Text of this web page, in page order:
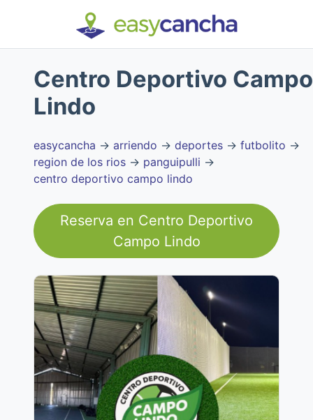
Centro Deportivo Campo
Lindo
easycancha → arriendo → deportes → futbolito →
region de los rios → panguipulli →
centro deportivo campo lindo
Reserva en Centro Deportivo
Campo Lindo